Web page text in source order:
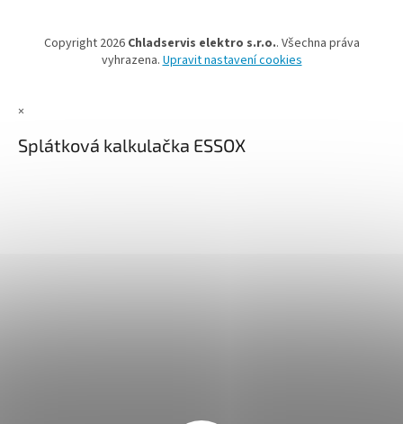
Copyright 2026 Chladservis elektro s.r.o.. Všechna práva
vyhrazena. Upravit nastavení cookies
×
Splátková kalkulačka ESSOX